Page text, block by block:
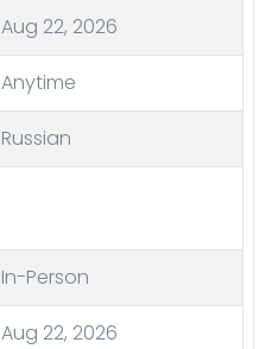
Aug 22, 2026
Anytime
Russian
In-Person
Aug 22, 2026